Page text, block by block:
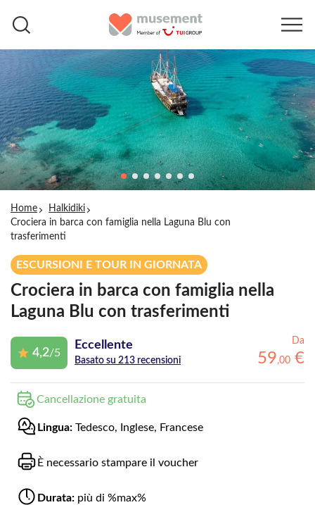
Home
Halkidiki
Crociera in barca con famiglia nella Laguna Blu con
trasferimenti
ESCURSIONI E TOUR IN GIORNATA
Crociera in barca con famiglia nella
Laguna Blu con trasferimenti
4,2/5
Eccellente
Basato su 213 recensioni
Da
59,00 €
Cancellazione gratuita
Lingua: Tedesco, Inglese, Francese
È necessario stampare il voucher
Durata: più di %max%